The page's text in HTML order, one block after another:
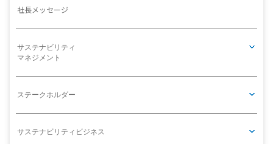
社長メッセージ
サステナビリティ
マネジメント
ステークホルダー
サステナビリティビジネス